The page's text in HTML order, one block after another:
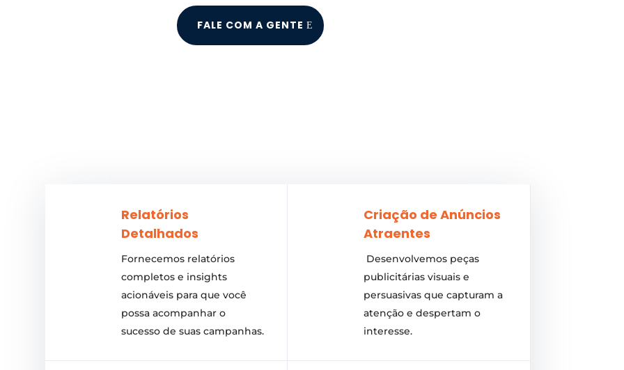
FALE COM A GENTE
Relatórios
Detalhados
Fornecemos relatórios
completos e insights
acionáveis para que você
possa acompanhar o
sucesso de suas campanhas.
Criação de Anúncios
Atraentes
Desenvolvemos peças
publicitárias visuais e
persuasivas que capturam a
atenção e despertam o
interesse.